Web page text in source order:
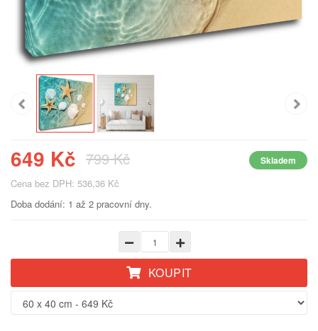
649 Kč 799 Kč Skladem
Cena bez DPH: 536,36 Kč
Doba dodání: 1 až 2 pracovní dny.
KOUPIT